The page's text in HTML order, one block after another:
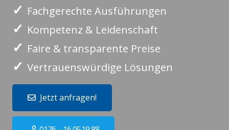
✓ Fachgerechte Ausführungen
✓ Kompetenz & Leidenschaft
✓ Faire & transparente Preise
✓ Vertrauenswürdige Lösungen
Jetzt anfragen!